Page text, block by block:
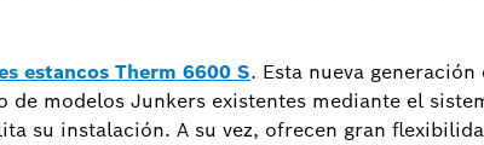
estancos Therm 6600 S. Esta nueva
modelos Junkers existentes mediante el
su instalación. A su vez, ofrecen gran